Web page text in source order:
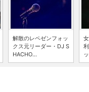
解散のレペゼンフォッ
クス元リーダー・DJ S
HACHO...